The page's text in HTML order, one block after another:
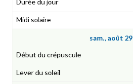
sam., août 29